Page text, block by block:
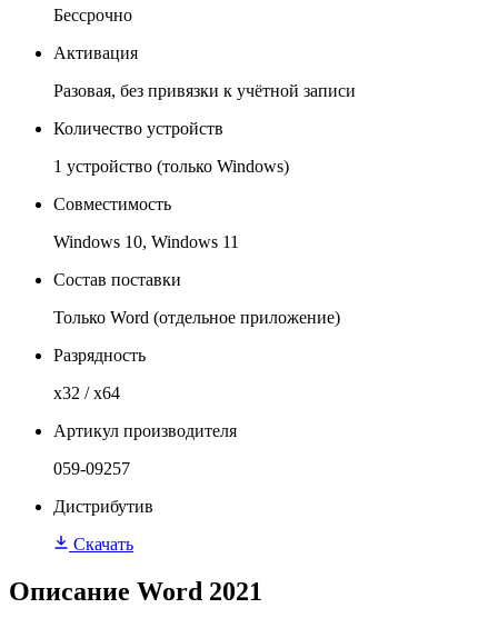
Бессрочно
Активация
Разовая, без привязки к учётной записи
Количество устройств
1 устройство (только Windows)
Совместимость
Windows 10, Windows 11
Состав поставки
Только Word (отдельное приложение)
Разрядность
x32 / x64
Артикул производителя
059-09257
Дистрибутив
Скачать
Описание Word 2021